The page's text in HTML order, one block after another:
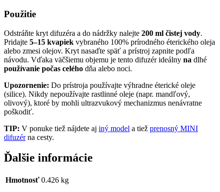
Použitie
Odstráňte kryt difuzéra a do nádržky nalejte 200 ml čistej vody.
Pridajte 5–15 kvapiek vybraného 100% prírodného éterického oleja
alebo zmesi olejov. Kryt nasaďte späť a prístroj zapnite podľa
návodu. Vďaka väčšiemu objemu je tento difuzér ideálny na dlhé
používanie počas celého dňa alebo noci.
Upozornenie: Do prístroja používajte výhradne éterické oleje
(silice). Nikdy nepoužívajte rastlinné oleje (napr. mandľový,
olivový), ktoré by mohli ultrazvukový mechanizmus nenávratne
poškodiť.
TIP: V ponuke tiež nájdete aj iný model a tiež prenosný MINI
difuzérna cesty.
Ďalšie informácie
Hmotnosť 0.426 kg